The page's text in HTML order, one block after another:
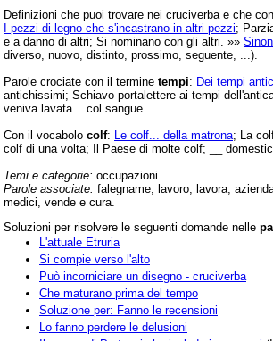
Definizioni che puoi trovare nei cruciverba e che
I pezzi di legno che s'incastrano in altri pezzi;
e a danno di altri; Si nominano con gli altri. »»
diverso, nuovo, distinto, prossimo, seguente, ...).
Parole crociate con il termine tempi: Dei tempi
antichissimi; Schiavo portalettere ai tempi
veniva lavata... col sangue.
Con il vocabolo colf: Le colf... della matrona; La
colf di una volta; Il Paese di molte colf; __
Temi e categorie: occupazioni.
Parole associate: falegname, lavoro, lavora,
medici, vende e cura.
Soluzioni per risolvere le seguenti domande nelle
L'attuale Etruria
Si compie verso l'alto
Può incorniciare un disegno - cruciverba
Che maturano prima del tempo
Soluzione per: Fanno le recensioni
Lo fanno perdere le delusioni